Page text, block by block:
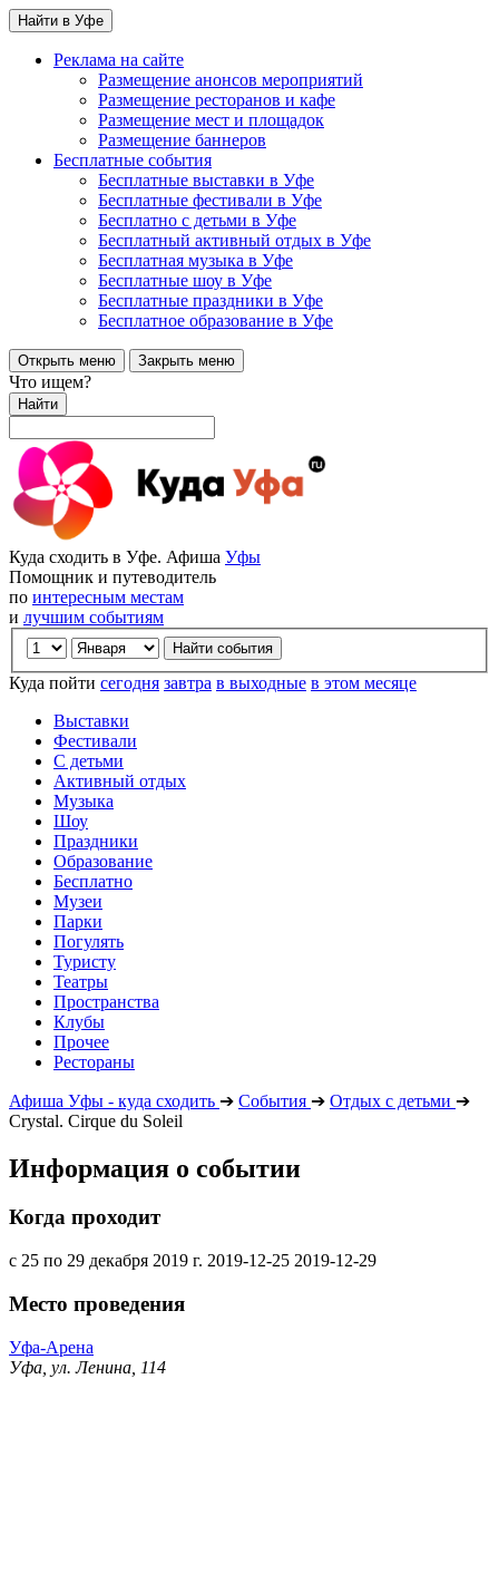
Найти в Уфе
Реклама на сайте
Размещение анонсов мероприятий
Размещение ресторанов и кафе
Размещение мест и площадок
Размещение баннеров
Бесплатные события
Бесплатные выставки в Уфе
Бесплатные фестивали в Уфе
Бесплатно с детьми в Уфе
Бесплатный активный отдых в Уфе
Бесплатная музыка в Уфе
Бесплатные шоу в Уфе
Бесплатные праздники в Уфе
Бесплатное образование в Уфе
Открыть меню Закрыть меню
Что ищем?
Найти
Куда сходить в Уфе. Афиша Уфы
Помощник и путеводитель
по интересным местам
и лучшим событиям
Куда пойти сегодня завтра в выходные в этом месяце
Выставки
Фестивали
С детьми
Активный отдых
Музыка
Шоу
Праздники
Образование
Бесплатно
Музеи
Парки
Погулять
Туристу
Театры
Пространства
Клубы
Прочее
Рестораны
Афиша Уфы - куда сходить ➔ События ➔ Отдых с детьми ➔
Crystal. Cirque du Soleil
Информация о событии
Когда проходит
с 25 по 29 декабря 2019 г. 2019-12-25 2019-12-29
Место проведения
Уфа-Арена
Уфа, ул. Ленина, 114